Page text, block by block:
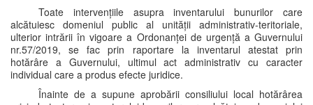
Toate intervențiile asupra inventarului bunurilor care
alcătuiesc domeniul public al unității administrativ-teritoriale,
ulterior intrării în vigoare a Ordonanței de urgență a Guvernului
nr.57/2019, se fac prin raportare la inventarul atestat prin
hotărâre a Guvernului, ultimul act administrativ cu caracter
individual care a produs efecte juridice.
Înainte de a supune aprobării consiliului local hotărârea